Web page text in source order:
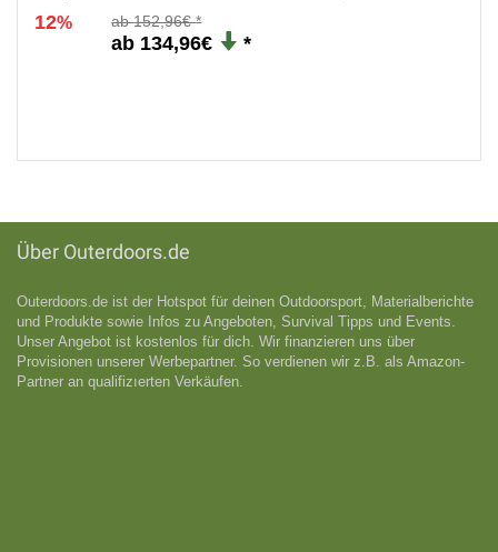
12% 152,96€
134,96€
Über Outerdoors.de
Outerdoors.de ist der Hotspot für deinen Outdoorsport, Materialberichte
und Produkte sowie Infos zu Angeboten, Survival Tipps und Events.
Unser Angebot ist kostenlos für dich. Wir finanzieren uns über
Provisionen unserer Werbepartner. So verdienen wir z.B. als Amazon-
Partner an qualifizıerten Verkäufen.